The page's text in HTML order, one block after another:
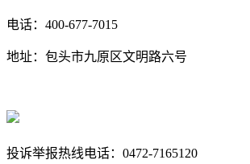
电话：400-677-7015
地址：包头市九原区文明路六号
投诉举报热线电话：0472-7165120